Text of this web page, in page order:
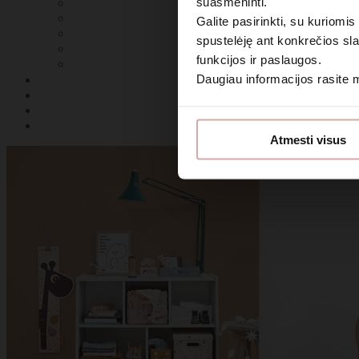
Galite pasirinkti, su
spustelėję ant konkrečios
funkcijos ir paslaugos.
Daugiau informacijos rasite
Atmesti visus
Daugiau